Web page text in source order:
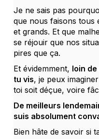
Je ne sais pas
que nous faisons tous
et grands. Et que
se réjouir que nos
pires que ça.
Et évidemment, loin
tu vis, je peux
toi soit déçue, voire
De meilleurs
suis absolument
Bien hâte de savoir si